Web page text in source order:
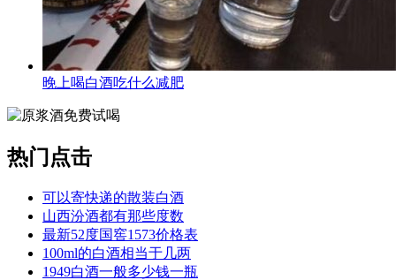
晚上喝白酒吃什么减肥
热门点击
可以寄快递的散装白酒
山西汾酒都有那些度数
最新52度国窖1573价格表
100ml的白酒相当于几两
1949白酒一般多少钱一瓶